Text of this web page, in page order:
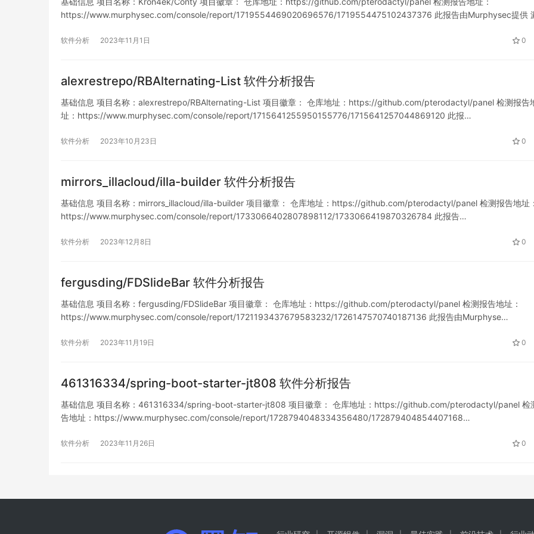
https://www.murphysec.com/console/report/1719554469020696576/1719554475102437376 此报告由Murphysec提供
软件分析 2023年11月1日 0
alexrestrepo/RBAlternating-List 软件分析报告
基础信息 项目名称：alexrestrepo/RBAlternating-List 项目徽章： 仓库地址：https://github.com/pterodactyl/panel 检测报告
址：https://www.murphysec.com/console/report/1715641255950155776/1715641257044869120 此报…
软件分析 2023年10月23日 0
mirrors_illacloud/illa-builder 软件分析报告
基础信息 项目名称：mirrors_illacloud/illa-builder 项目徽章： 仓库地址：https://github.com/pterodactyl/panel 检测报告地址：
https://www.murphysec.com/console/report/1733066402807898112/1733066419870326784 此报告…
软件分析 2023年12月8日 0
fergusding/FDSlideBar 软件分析报告
基础信息 项目名称：fergusding/FDSlideBar 项目徽章： 仓库地址：https://github.com/pterodactyl/panel 检测报告地址：
https://www.murphysec.com/console/report/1721193437679583232/1726147570740187136 此报告由Murphyse…
软件分析 2023年11月19日 0
461316334/spring-boot-starter-jt808 软件分析报告
基础信息 项目名称：461316334/spring-boot-starter-jt808 项目徽章： 仓库地址：https://github.com/pterodactyl/panel 检
告地址：https://www.murphysec.com/console/report/1728794048334356480/172879404854407168…
软件分析 2023年11月26日 0